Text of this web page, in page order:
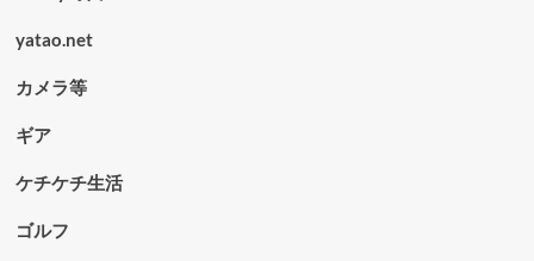
yatao.net
カメラ等
ギア
ケチケチ生活
ゴルフ